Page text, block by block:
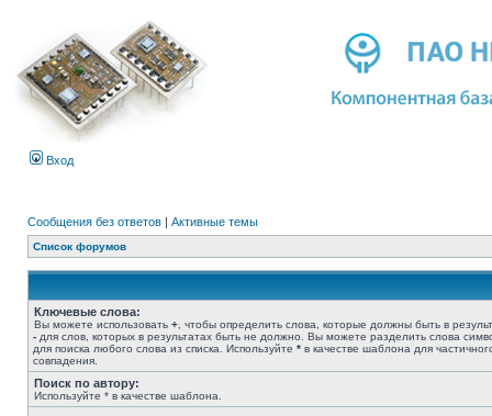
Вход
Сообщения без ответов | Активные темы
Список форумов
Ключевые слова:
Вы можете использовать + , чтобы определить слова, которые должны быть в
- для слов, которых в результатах быть не должно. Вы можете разделить слова
для поиска любого слова из списка. Используйте * в качестве шаблона для
совпадения.
Поиск по автору:
Используйте * в качестве шаблона.